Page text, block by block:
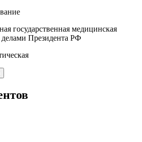
государственная медицинская
Президента РФ